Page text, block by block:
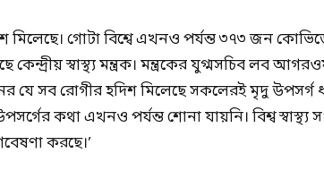
মিলেছে। গোটা বিশ্বে এখনও পর্যন্ত ৩৭৩ জন
স্বাস্থ্য মন্ত্রক। মন্ত্রকের যুগ্মসচিব লব
যে সব রোগীর হদিশ মিলেছে সকলেরই মৃদু উপসর্গ
কথা এখনও পর্যন্ত শোনা যায়নি। বিশ্ব স্বাস্থ্য
করছে।’